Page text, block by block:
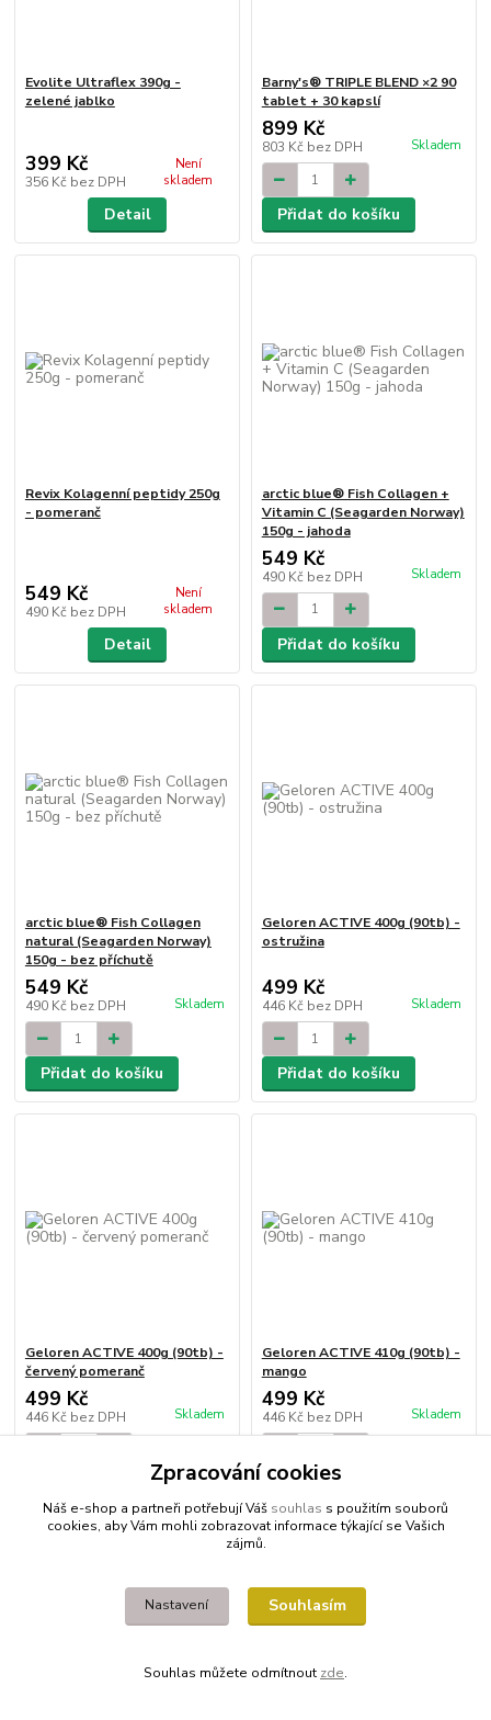
Evolite Ultraflex 390g -
zelené jablko
399 Kč
356 Kč bez DPH
Není
skladem
Detail
Barny's® TRIPLE BLEND ×2 90
tablet + 30 kapslí
899 Kč
803 Kč bez DPH Skladem
Přidat do košíku
Revix Kolagenní peptidy 250g
- pomeranč
549 Kč
490 Kč bez DPH
Není
skladem
Detail
arctic blue® Fish Collagen +
Vitamin C (Seagarden Norway)
150g - jahoda
549 Kč
490 Kč bez DPH Skladem
Přidat do košíku
arctic blue® Fish Collagen
natural (Seagarden Norway)
150g - bez příchutě
549 Kč
490 Kč bez DPH Skladem
Přidat do košíku
Geloren ACTIVE 400g (90tb) -
ostružina
499 Kč
446 Kč bez DPH Skladem
Přidat do košíku
Geloren ACTIVE 400g (90tb) -
červený pomeranč
499 Kč
446 Kč bez DPH Skladem
Přidat do košíku
Geloren ACTIVE 410g (90tb) -
mango
499 Kč
446 Kč bez DPH Skladem
Přidat do košíku
Načíst další produkty (46)
Zpracování cookies
Náš e-shop a partneři potřebují Váš souhlas s použitím souborů
cookies, aby Vám mohli zobrazovat informace týkající se Vašich
zájmů.
Nastavení Souhlasím
Souhlas můžete odmítnout zde.